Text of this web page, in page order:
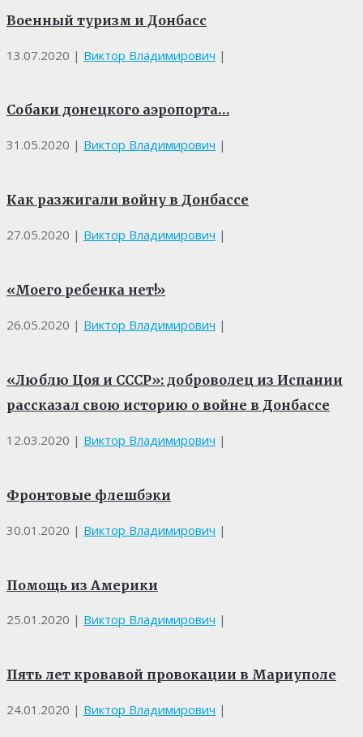
Военный туризм и Донбасс
13.07.2020 | Виктор Владимирович |
Собаки донецкого аэропорта…
31.05.2020 | Виктор Владимирович |
Как разжигали войну в Донбассе
27.05.2020 | Виктор Владимирович |
«Моего ребенка нет!»
26.05.2020 | Виктор Владимирович |
«Люблю Цоя и СССР»: доброволец из Испании
рассказал свою историю о войне в Донбассе
12.03.2020 | Виктор Владимирович |
Фронтовые флешбэки
30.01.2020 | Виктор Владимирович |
Помощь из Америки
25.01.2020 | Виктор Владимирович |
Пять лет кровавой провокации в Мариуполе
24.01.2020 | Виктор Владимирович |